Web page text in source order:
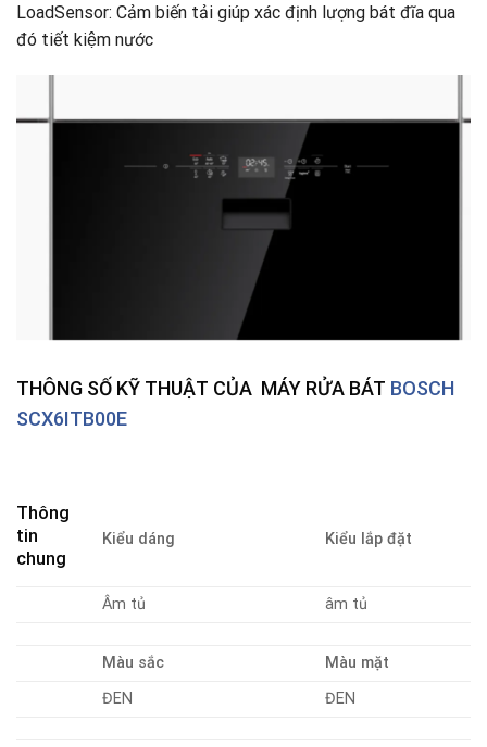
LoadSensor: Cảm biến tải giúp xác định lượng bát đĩa qua
đó tiết kiệm nước
THÔNG SỐ KỸ THUẬT CỦA MÁY RỬA BÁT BOSCH
SCX6ITB00E
Thông
tin
chung
Kiểu dáng Kiểu lắp đặt
Âm tủ âm tủ
Màu sắc
Màu mặt
ĐEN
ĐEN